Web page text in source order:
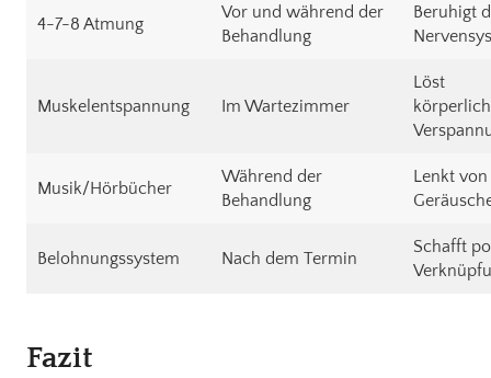
4-7-8 Atmung
Vor und während der
Behandlung
Beruhigt
Muskelentspannung Im Wartezimmer
Löst
Musik/Hörbücher
Während der
Behandlung
Lenkt von
Belohnungssystem Nach dem Termin
Schafft
Fazit